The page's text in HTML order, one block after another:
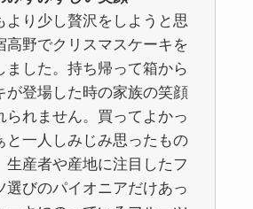
より少し贅沢をしようと思
高野でクリスマスケーキを
ました。持ち帰って箱から
が登場した時の家族の笑顔
られません。買ってよかっ
と一人しみじみ思ったもの
生産者や産地に注目したフ
選びのパイオニアだけあっ